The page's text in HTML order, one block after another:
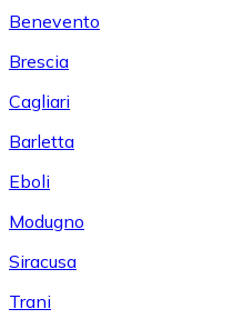
Benevento
Brescia
Cagliari
Barletta
Eboli
Modugno
Siracusa
Trani